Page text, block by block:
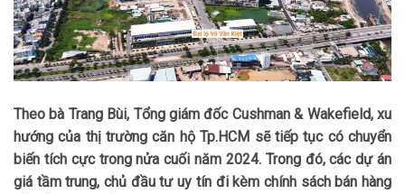
Theo bà Trang Bùi, Tổng giám đốc Cushman & Wakefield, xu
hướng của thị trường căn hộ Tp.HCM sẽ tiếp tục có chuyển
biến tích cực trong nửa cuối năm 2024. Trong đó, các dự án
giá tầm trung, chủ đầu tư uy tín đi kèm chính sách bán hàng